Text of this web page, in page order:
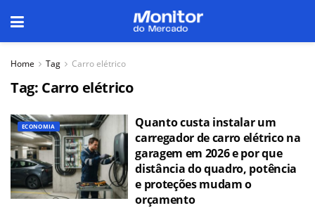
Home Tag Carro elétrico
Tag: Carro elétrico
ECONOMIA
Quanto custa instalar um
carregador de carro elétrico na
garagem em 2026 e por que
distância do quadro, potência
e proteções mudam o
orçamento